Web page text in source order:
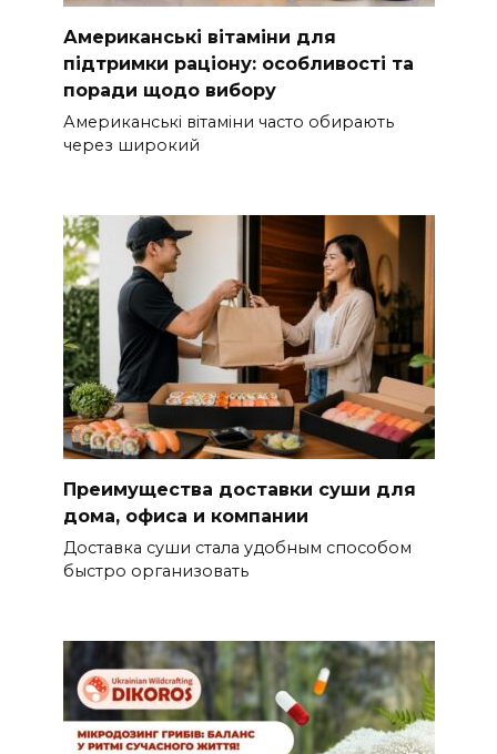
Американські вітаміни для
підтримки раціону: особливості та
поради щодо вибору
Американські вітаміни часто обирають
через широкий
Преимущества доставки суши для
дома, офиса и компании
Доставка суши стала удобным способом
быстро организовать